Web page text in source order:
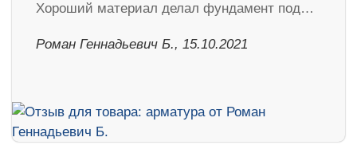
Хороший материал делал фундамент под…
Роман Геннадьевич Б., 15.10.2021